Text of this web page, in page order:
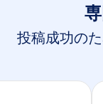
投稿成功の